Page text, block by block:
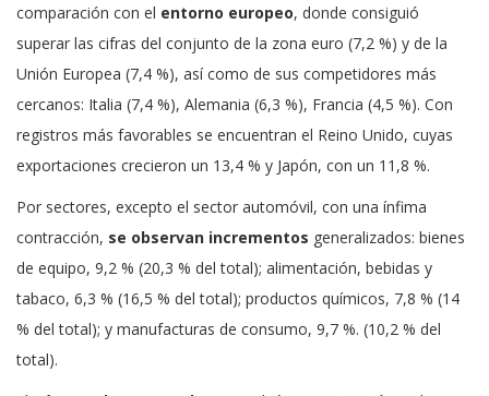
comparación con el entorno europeo, donde consiguió
superar las cifras del conjunto de la zona euro (7,2 %) y de la
Unión Europea (7,4 %), así como de sus competidores más
cercanos: Italia (7,4 %), Alemania (6,3 %), Francia (4,5 %). Con
registros más favorables se encuentran el Reino Unido, cuyas
exportaciones crecieron un 13,4 % y Japón, con un 11,8 %.
Por sectores, excepto el sector automóvil, con una ínfima
contracción, se observan incrementos generalizados: bienes
de equipo, 9,2 % (20,3 % del total); alimentación, bebidas y
tabaco, 6,3 % (16,5 % del total); productos químicos, 7,8 % (14
% del total); y manufacturas de consumo, 9,7 %. (10,2 % del
total).